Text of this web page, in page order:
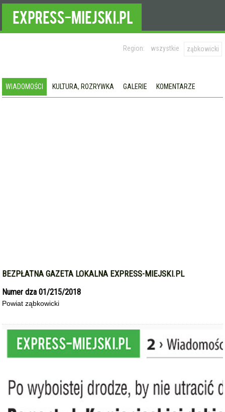
Region: wszystkie ząbkowicki
WIADOMOŚCI KULTURA, ROZRYWKA GALERIE KOMENTARZE
BEZPŁATNA GAZETA LOKALNA EXPRESS-MIEJSKI.PL
Numer dza 01/215/2018
Powiat ząbkowicki